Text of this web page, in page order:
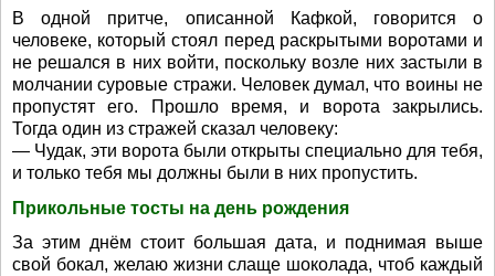
В одной притче, описанной Кафкой, говорится о
человеке, который стоял перед раскрытыми воротами и
не решался в них войти, поскольку возле них застыли в
молчании суровые стражи. Человек думал, что воины не
пропустят его. Прошло время, и ворота закрылись.
Тогда один из стражей сказал человеку:
— Чудак, эти ворота были открыты специально для тебя,
и только тебя мы должны были в них пропустить.
Прикольные тосты на день рождения
За этим днём стоит большая дата, и поднимая выше
свой бокал, желаю жизни слаще шоколада, чтоб каждый